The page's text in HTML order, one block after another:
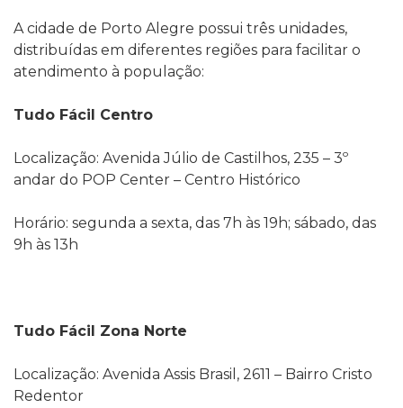
A cidade de Porto Alegre possui três unidades,
distribuídas em diferentes regiões para facilitar o
atendimento à população:
Tudo Fácil Centro
Localização: Avenida Júlio de Castilhos, 235 – 3º
andar do POP Center – Centro Histórico
Horário: segunda a sexta, das 7h às 19h; sábado, das
9h às 13h
Tudo Fácil Zona Norte
Localização: Avenida Assis Brasil, 2611 – Bairro Cristo
Redentor